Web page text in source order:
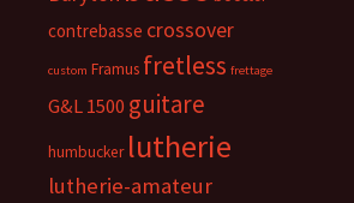
contrebasse crossover
custom Framus fretless frettage
G&L 1500 guitare
humbucker lutherie
lutherie-amateur